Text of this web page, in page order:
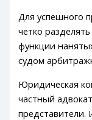
Для успешного
четко
функции
судом
Юридическая
частный